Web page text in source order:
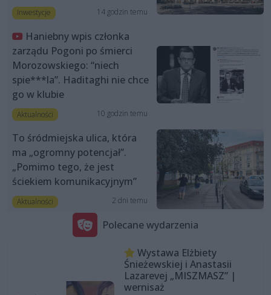
Inwestycje 14 godzin temu
Haniebny wpis członka
zarządu Pogoni po śmierci
Morozowskiego: “niech
spie***la”. Haditaghi nie chce
go w klubie
Aktualności 10 godzin temu
To śródmiejska ulica, która
ma „ogromny potencjał”.
„Pomimo tego, że jest
ściekiem komunikacyjnym”
Aktualności 2 dni temu
Polecane wydarzenia
Wystawa Elżbiety
Śnieżewskiej i Anastasii
Lazarevej „MISZMASZ” |
wernisaż